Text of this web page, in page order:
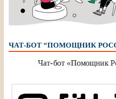
ЧАТ-БОТ “ПОМОЩНИК